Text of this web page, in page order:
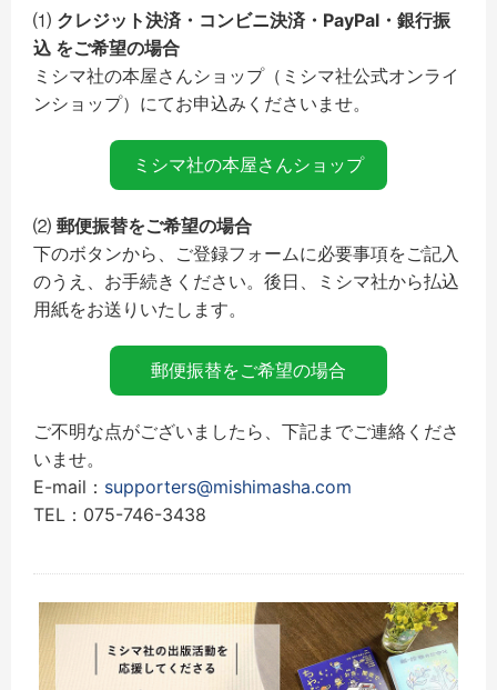
⑴ クレジット決済・コンビニ決済・PayPal・銀行振
込 をご希望の場合
ミシマ社の本屋さんショップ（ミシマ社公式オンライ
ンショップ）にてお申込みくださいませ。
ミシマ社の本屋さんショップ
⑵ 郵便振替をご希望の場合
下のボタンから、ご登録フォームに必要事項をご記入
のうえ、お手続きください。後日、ミシマ社から払込
用紙をお送りいたします。
郵便振替をご希望の場合
ご不明な点がございましたら、下記までご連絡くださ
いませ。
E-mail： supporters@mishimasha.com
TEL：075-746-3438